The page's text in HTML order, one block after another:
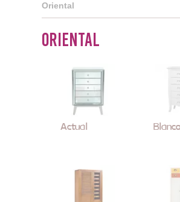
Oriental
Oriental
Actual Blanco